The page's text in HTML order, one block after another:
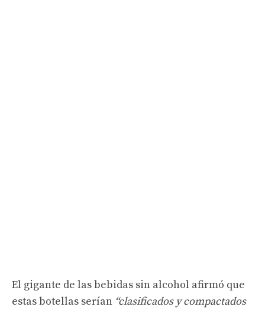
El gigante de las bebidas sin alcohol afirmó que
estas botellas serían “clasificados y compactados